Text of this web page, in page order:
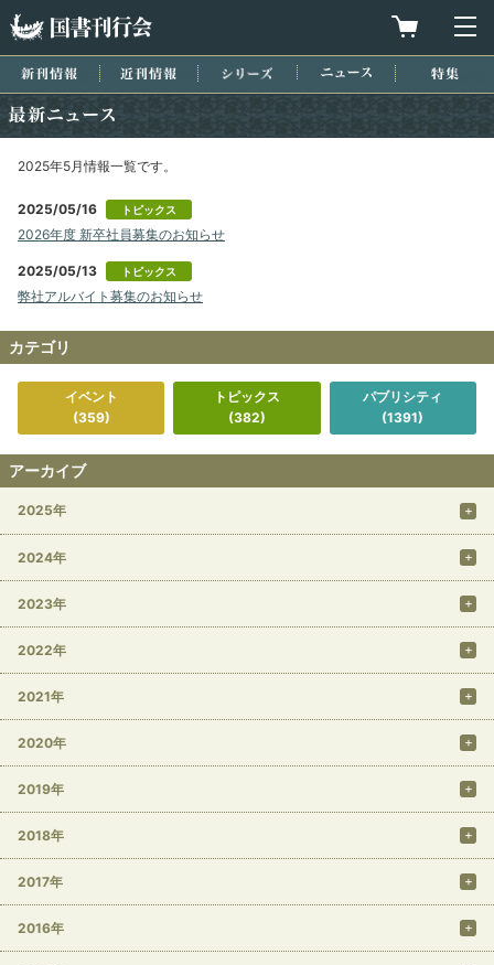
買物カゴを
新刊情報 近刊情報 シリーズ ニュース
2025年5月情報一覧です。
2025/05/16 トピックス
2026年度 新卒社員募集のお知らせ
2025/05/13 トピックス
弊社アルバイト募集のお知らせ
カテゴリ
イベント
(359)
トピックス
(382)
パブリシティ
(1391)
アーカイブ
2025年
2024年
2023年
2022年
2021年
2020年
2019年
2018年
2017年
2016年